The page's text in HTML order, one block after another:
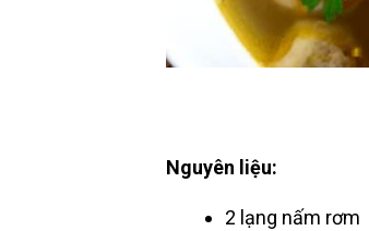
Nguyên liệu:
2 lạng nấm rơm